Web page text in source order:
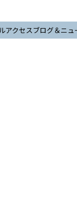
アクセスブログ＆ニュ